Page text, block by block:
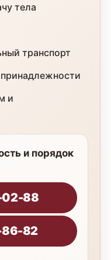
тела
транспорт
и
и порядок
02-88
82